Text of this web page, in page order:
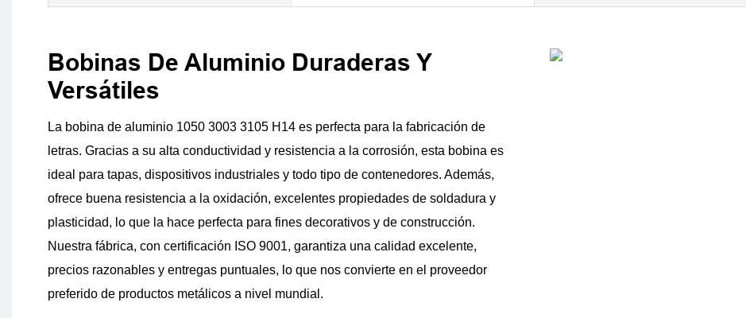
Bobinas De Aluminio Duraderas Y
Versátiles
La bobina de aluminio 1050 3003 3105 H14 es perfecta para la fabricación de
letras. Gracias a su alta conductividad y resistencia a la corrosión, esta bobina es
ideal para tapas, dispositivos industriales y todo tipo de contenedores. Además,
ofrece buena resistencia a la oxidación, excelentes propiedades de soldadura y
plasticidad, lo que la hace perfecta para fines decorativos y de construcción.
Nuestra fábrica, con certificación ISO 9001, garantiza una calidad excelente,
precios razonables y entregas puntuales, lo que nos convierte en el proveedor
preferido de productos metálicos a nivel mundial.